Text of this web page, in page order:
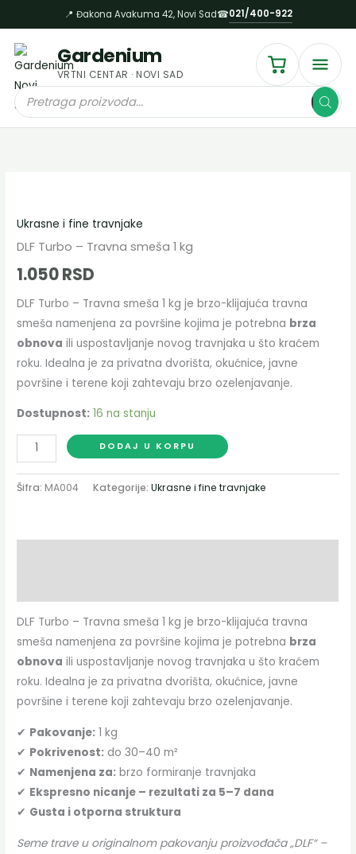
на
садржај
📍 Đakona Avakuma 42, Novi Sad☎021/400-922
Gardenium
VRTNI CENTAR · NOVI SAD
Products
search
Ukrasne i fine travnjake
DLF Turbo – Travna smeša 1 kg
1.050RSD
DLF Turbo – Travna smeša 1 kg je brzo-klijajuća travna
smeša namenjena za površine kojima je potrebna brza
obnova ili uspostavljanje novog travnjaka u što kraćem
roku. Idealna je za privatna dvorišta, okućnice, javne
površine i terene koji zahtevaju brzo ozelenjavanje.
Dostupnost: 16 na stanju
–
Travna
smeša
kg
količina
DODAJ U KORPU
Šifra: MA004 Kategorije:Ukrasne i fine travnjake
DLF Turbo – Travna smeša 1 kg je brzo-klijajuća travna
smeša namenjena za površine kojima je potrebna brza
obnova ili uspostavljanje novog travnjaka u što kraćem
roku. Idealna je za privatna dvorišta, okućnice, javne
površine i terene koji zahtevaju brzo ozelenjavanje.
✔ Pakovanje: 1 kg
✔ Pokrivenost: do 30–40 m²
✔ Namenjena za: brzo formiranje travnjaka
✔ Ekspresno nicanje – rezultati za 5–7 dana
✔ Gusta i otporna struktura
Seme trave u originalnom pakovanju proizvođača „DLF“ –
smeša
1
kg
količina